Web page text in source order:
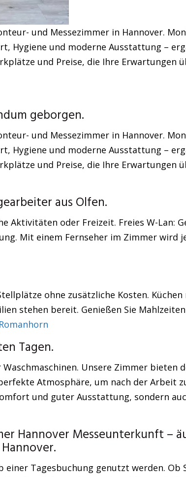
und Messezimmer in Hannover.
Hygiene und moderne Ausstattung –
und Preise, die Ihre Erwartungen
geborgen.
und Messezimmer in Hannover.
Hygiene und moderne Ausstattung –
und Preise, die Ihre Erwartungen
aus Olfen.
Aktivitäten oder Freizeit. Freies W-Lan:
Mit einem Fernseher im Zimmer wird
ohne zusätzliche Kosten.
stehen bereit. Genießen Sie
Tagen.
Unsere Zimmer
Atmosphäre, um nach der Arbeit
und guter Ausstattung, sondern
Hannover Messeunterkunft –
Tagesbuchung genutzt werden. Ob